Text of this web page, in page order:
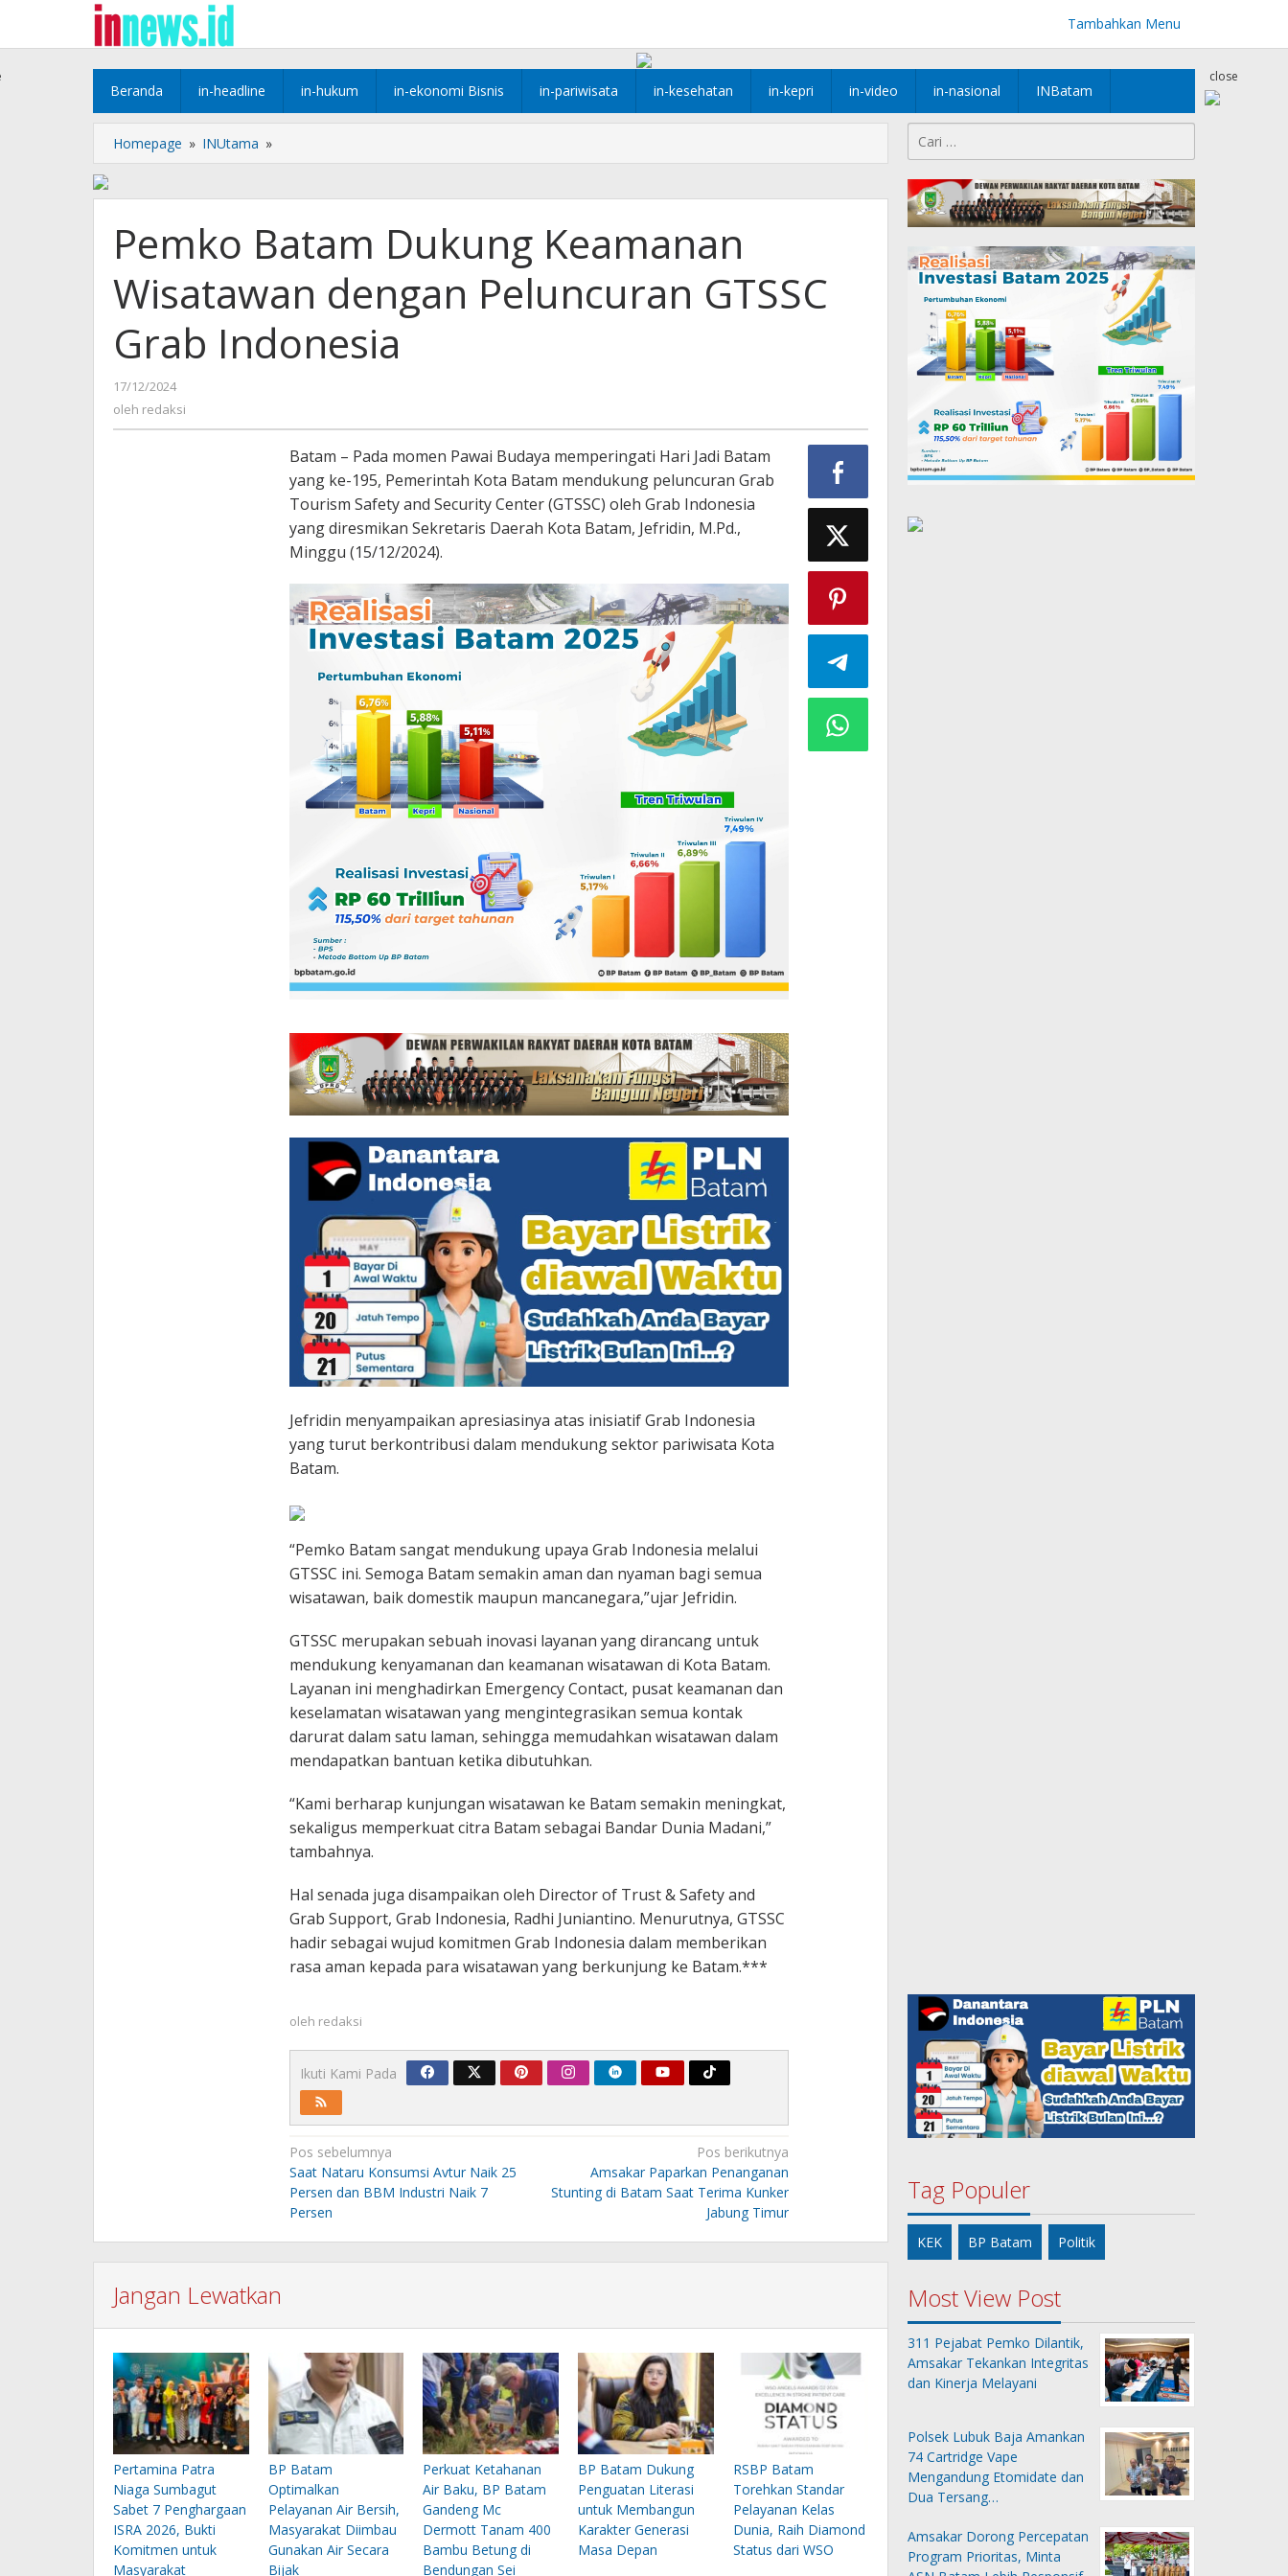
konten
Tambahkan Menu
Beranda in-headline in-hukum in-ekonomi Bisnis in-pariwisata in-kesehatan in-kepri in-video in-nasional INBatam
close
Homepage » INUtama »
Batam
Keamanan
dengan
Peluncuran
GTSSC
Grab
Indonesia
Pemko Batam Dukung Keamanan
Wisatawan dengan Peluncuran GTSSC
Grab Indonesia
17/12/2024
redaksi
oleh redaksi
Batam – Pada momen Pawai Budaya memperingati Hari Jadi Batam
yang ke-195, Pemerintah Kota Batam mendukung peluncuran Grab
Tourism Safety and Security Center (GTSSC) oleh Grab Indonesia
yang diresmikan Sekretaris Daerah Kota Batam, Jefridin, M.Pd.,
Minggu (15/12/2024).
Jefridin menyampaikan apresiasinya atas inisiatif Grab Indonesia
yang turut berkontribusi dalam mendukung sektor pariwisata Kota
Batam.
“Pemko Batam sangat mendukung upaya Grab Indonesia melalui
GTSSC ini. Semoga Batam semakin aman dan nyaman bagi semua
wisatawan, baik domestik maupun mancanegara,”ujar Jefridin.
GTSSC merupakan sebuah inovasi layanan yang dirancang untuk
mendukung kenyamanan dan keamanan wisatawan di Kota Batam.
Layanan ini menghadirkan Emergency Contact, pusat keamanan dan
keselamatan wisatawan yang mengintegrasikan semua kontak
darurat dalam satu laman, sehingga memudahkan wisatawan dalam
mendapatkan bantuan ketika dibutuhkan.
“Kami berharap kunjungan wisatawan ke Batam semakin meningkat,
sekaligus memperkuat citra Batam sebagai Bandar Dunia Madani,”
tambahnya.
Hal senada juga disampaikan oleh Director of Trust & Safety and
Grab Support, Grab Indonesia, Radhi Juniantino. Menurutnya, GTSSC
hadir sebagai wujud komitmen Grab Indonesia dalam memberikan
rasa aman kepada para wisatawan yang berkunjung ke Batam.***
oleh redaksi
Ikuti Kami Pada
Navigasi
pos
Pos sebelumnya
Saat Nataru Konsumsi Avtur Naik 25
Persen dan BBM Industri Naik 7
Persen
Pos berikutnya
Amsakar Paparkan Penanganan
Stunting di Batam Saat Terima Kunker
Jabung Timur
Jangan Lewatkan
Pertamina Patra
Niaga Sumbagut
Sabet 7 Penghargaan
ISRA 2026, Bukti
Komitmen untuk
Masyarakat
BP Batam
Optimalkan
Pelayanan Air Bersih,
Masyarakat Diimbau
Gunakan Air Secara
Bijak
Perkuat Ketahanan
Air Baku, BP Batam
Gandeng Mc
Dermott Tanam 400
Bambu Betung di
Bendungan Sei
BP Batam Dukung
Penguatan Literasi
untuk Membangun
Karakter Generasi
Masa Depan
RSBP Batam
Torehkan Standar
Pelayanan Kelas
Dunia, Raih Diamond
Status dari WSO
untuk:
Tag Populer
KEK BP Batam Politik
Most View Post
311 Pejabat Pemko Dilantik,
Amsakar Tekankan Integritas
dan Kinerja Melayani
Polsek Lubuk Baja Amankan
74 Cartridge Vape
Mengandung Etomidate dan
Dua Tersang…
Amsakar Dorong Percepatan
Program Prioritas, Minta